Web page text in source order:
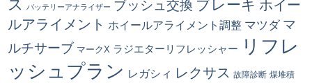
ス
バッテリーアナライザー ブッシュ交換 ブレーキ ホイー
ルアライメント ホイールアライメント調整 マツダ マ
ルチサーブ マークX ラジエターリフレッシャー
リフレ
ッシュプラン レガシィ レクサス 故障診断 煤堆積